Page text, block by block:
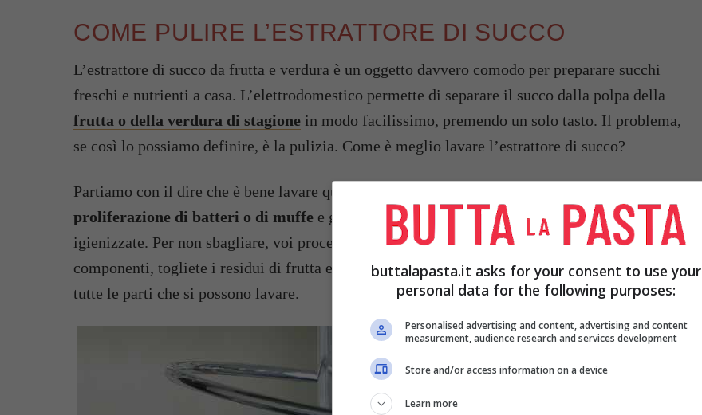
COME PULIRE L’ESTRATTORE DI SUCCO
L’estrattore di succo da frutta e verdura è un oggetto davvero comodo per preparare succhi
freschi e nutrienti a casa. L’elettrodomestico permette di separare il succo dalla polpa della
frutta o della verdura di stagione in modo facilissimo, premendo un solo tasto. Il problema,
se così lo possiamo definire, è la pulizia. Come è meglio lavare l’estrattore di succo?
Partiamo con il dire che è bene lavare questo oggetto tutte le volte che si usa per
proliferazione di batteri o di muffe e garantire che tutte le parti siano sempre ben pulite ed
igienizzate. Per non sbagliare, voi procedete in questo modo. Prima di tutto smontate tutti i
componenti, togliete i residui di frutta e verdura, poi passate sotto un getto di acqua corrente
tutte le parti che si possono lavare.
buttalapasta.it asks for your consent to use your
personal data for the following purposes:
Personalised advertising and content, advertising and content
measurement, audience research and services development
Store and/or access information on a device
Learn more